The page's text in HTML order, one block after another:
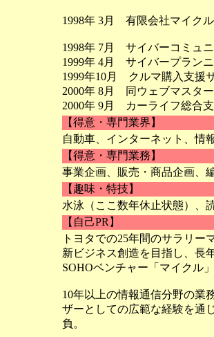
1998年 3月 有限会社マイク
1998年 7月 サイバーコミュ
1999年 4月 サイバープラン
1999年10月 クルマ購入支援
2000年 8月 同ウェブマスタ
2000年 9月 カーライフ総合
【得意・専門業界】
自動車、インターネット、情
【得意・専門業務】
事業企画、販売・商品企画、
【趣味・特技】
水泳（ここ数年休止状態）、
【自己PR】
トヨタでの25年間のサラリ
新ビジネス創造を目指し、長
SOHOベンチャー「マイクル
10年以上の情報通信分野の業
ザーとしての広範な経験を通
負。